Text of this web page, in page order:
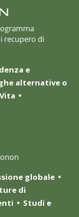
recupero di
e
alternative o
globale
di
Studi e